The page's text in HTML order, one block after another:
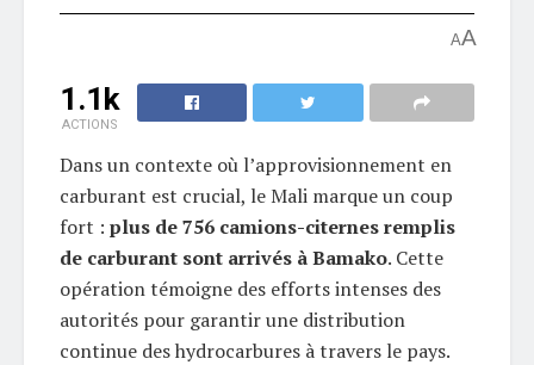
AA
1.1k
ACTIONS
Dans un contexte où l’approvisionnement en
carburant est crucial, le Mali marque un coup
fort : plus de 756 camions-citernes remplis
de carburant sont arrivés à Bamako. Cette
opération témoigne des efforts intenses des
autorités pour garantir une distribution
continue des hydrocarbures à travers le pays.